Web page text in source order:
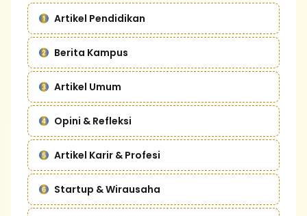
Artikel Pendidikan
Berita Kampus
Artikel Umum
Opini & Refleksi
Artikel Karir & Profesi
Startup & Wirausaha